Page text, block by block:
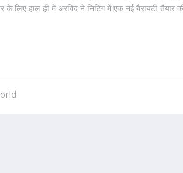
के लिए हाल ही में अरविंद ने निटिंग में एक नई वैरायटी तैयार